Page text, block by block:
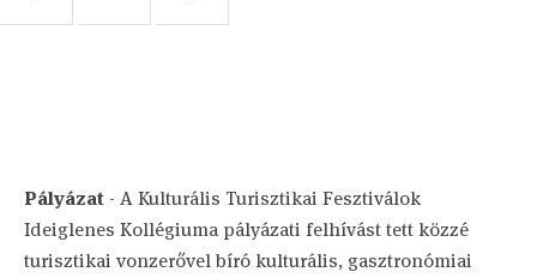
Pályázat - A Kulturális Turisztikai Fesztiválok
Ideiglenes Kollégiuma pályázati felhívást tett közzé
turisztikai vonzerővel bíró kulturális, gasztronómiai